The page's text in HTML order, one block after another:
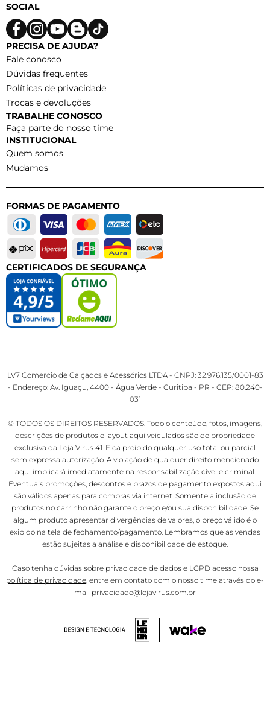
SOCIAL
PRECISA DE AJUDA?
Fale conosco
Dúvidas frequentes
Políticas de privacidade
Trocas e devoluções
TRABALHE CONOSCO
Faça parte do nosso time
INSTITUCIONAL
Quem somos
Mudamos
FORMAS DE PAGAMENTO
CERTIFICADOS DE SEGURANÇA
LV7 Comercio de Calçados e Acessórios LTDA - CNPJ: 32.976.135/0001-83
- Endereço: Av. Iguaçu, 4400 - Água Verde - Curitiba - PR - CEP: 80.240-
031
© TODOS OS DIREITOS RESERVADOS. Todo o conteúdo, fotos, imagens,
descrições de produtos e layout aqui veiculados são de propriedade
exclusiva da Loja Virus 41. Fica proibido qualquer uso total ou parcial
sem expressa autorização. A violação de qualquer direito mencionado
aqui implicará imediatamente na responsabilização cível e criminal.
Eventuais promoções, descontos e prazos de pagamento expostos aqui
são válidos apenas para compras via internet. Somente a inclusão de
produtos no carrinho não garante o preço e/ou sua disponibilidade. Se
algum produto apresentar divergências de valores, o preço válido é o
exibido na tela de fechamento/pagamento. Lembramos que as vendas
estão sujeitas a análise e disponibilidade de estoque.
Caso tenha dúvidas sobre privacidade de dados e LGPD acesso nossa
política de privacidade, entre em contato com o nosso time através do e-
mail privacidade@lojavirus.com.br